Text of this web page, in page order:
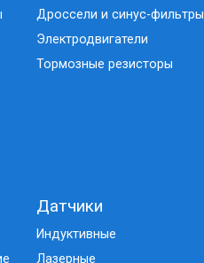
Дроссели и синус-фильтры
Электродвигатели
Тормозные резисторы
Датчики
Индуктивные
Лазерные